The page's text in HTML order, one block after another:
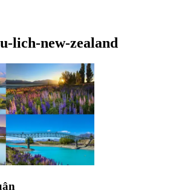
lich-new-zealand